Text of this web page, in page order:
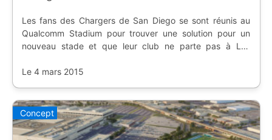
Les fans des Chargers de San Diego se sont réunis au
Qualcomm Stadium pour trouver une solution pour un
nouveau stade et que leur club ne parte pas à Los
Le 4 mars 2015
Concept